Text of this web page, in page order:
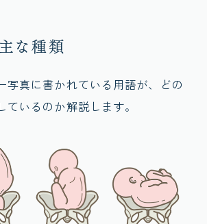
な種類
写真に書かれている用語が、どの
ているのか解説します。